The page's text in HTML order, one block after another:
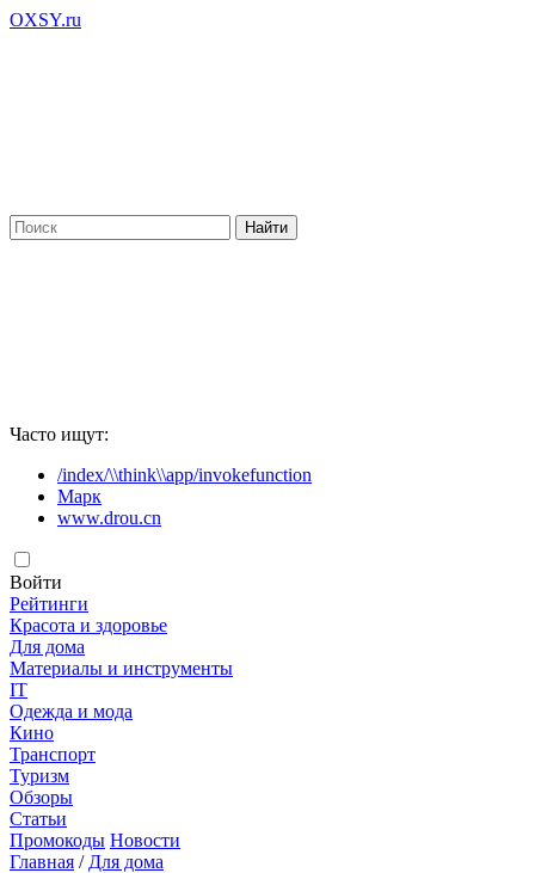
OXSY.ru
Часто ищут:
/index/\\think\\app/invokefunction
Марк
www.drou.cn
Войти
Рейтинги
Красота и здоровье
Для дома
Материалы и инструменты
IT
Одежда и мода
Кино
Транспорт
Туризм
Обзоры
Статьи
Промокоды Новости
Главная / Для дома